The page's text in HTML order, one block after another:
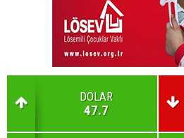
DOLAR
47.7